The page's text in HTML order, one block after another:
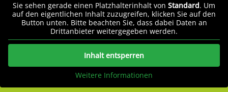
Sie sehen gerade einen Platzhalterinhalt von Standard. Um
auf den eigentlichen Inhalt zuzugreifen, klicken Sie auf den
Button unten. Bitte beachten Sie, dass dabei Daten an
Drittanbieter weitergegeben werden.
Inhalt entsperren
Weitere Informationen